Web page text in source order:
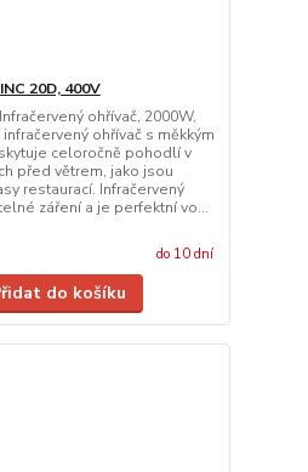
20D, 400V
ohřívač, 2000W,
ohřívač s měkkým
celoročně pohodlí v
před větrem, jako jsou
restaurací. Infračervený
záření a je perfektní vo...
do 10 dní
do košíku